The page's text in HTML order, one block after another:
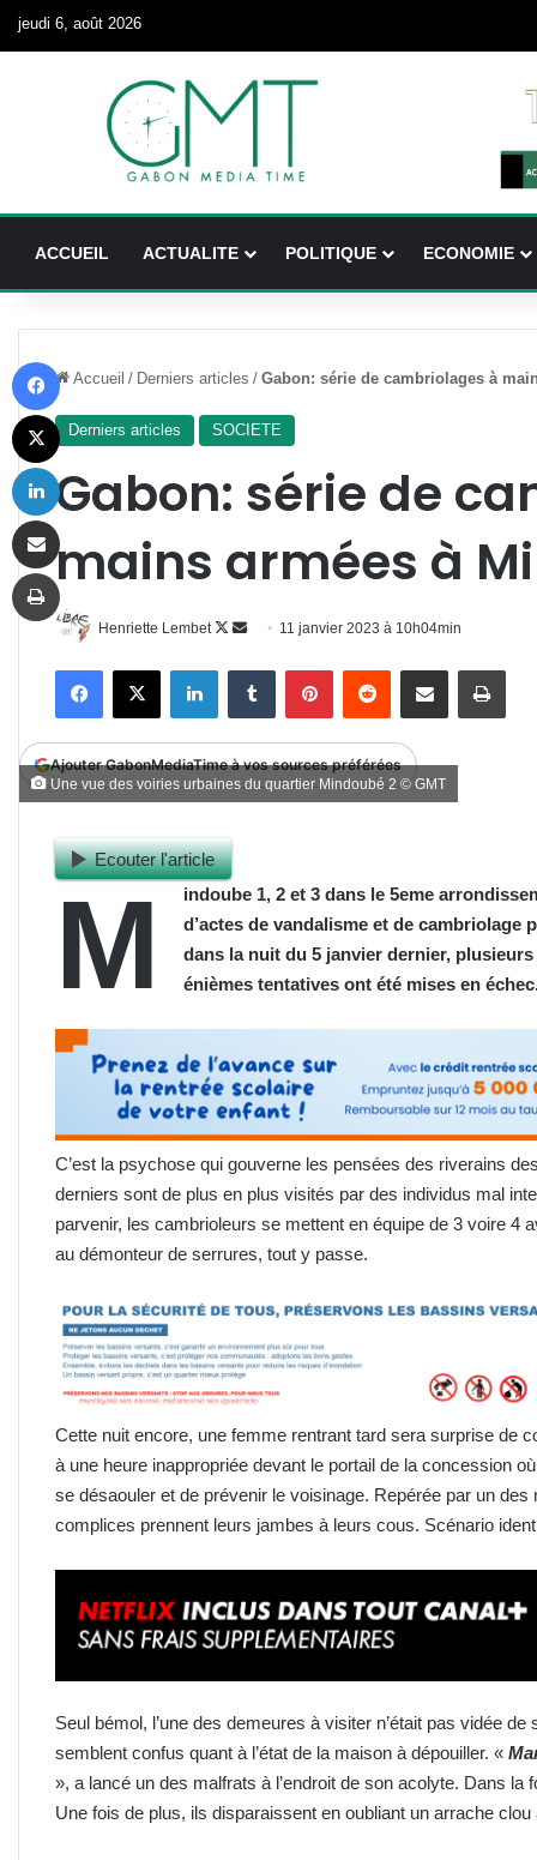
jeudi 6, août 2026
ACCUEIL ACTUALITE POLITIQUE ECONOMIE
Accueil / Derniers articles / Gabon: série de cambriolages à
Derniers articles SOCIETE
Gabon: série de
mains armées à
Henriette Lembet
Follow
Envoyer
courriel
11 janvier 2023 à 10h04min
FacebookX LinkedinTumblr PinterestReddit Partager par email
Ajouter GabonMediaTime à vos sources préférées
Une vue des voiries urbaines du quartier Mindoubé 2 © GMT
Ecouter l'article
M
indoube 1, 2 et 3 dans le 5eme
d’actes de vandalisme et de cambriolage
dans la nuit du 5 janvier dernier,
énièmes tentatives ont été mises en
C’est la psychose qui gouverne les pensées des riverains
derniers sont de plus en plus visités par des individus mal
parvenir, les cambrioleurs se mettent en équipe de 3 voire
au démonteur de serrures, tout y passe.
Cette nuit encore, une femme rentrant tard sera surprise de
à une heure inappropriée devant le portail de la concession
se désaouler et de prévenir le voisinage. Repérée par un
complices prennent leurs jambes à leurs cous. Scénario
Seul bémol, l’une des demeures à visiter n’était pas vidée
semblent confus quant à l’état de la maison à dépouiller. «
», a lancé un des malfrats à l’endroit de son acolyte. Dans
Une fois de plus, ils disparaissent en oubliant un arrache
X
Imprimer